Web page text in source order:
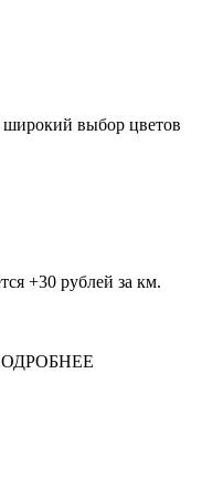
широкий выбор цветов
+30 рублей за км.
ПОДРОБНЕЕ